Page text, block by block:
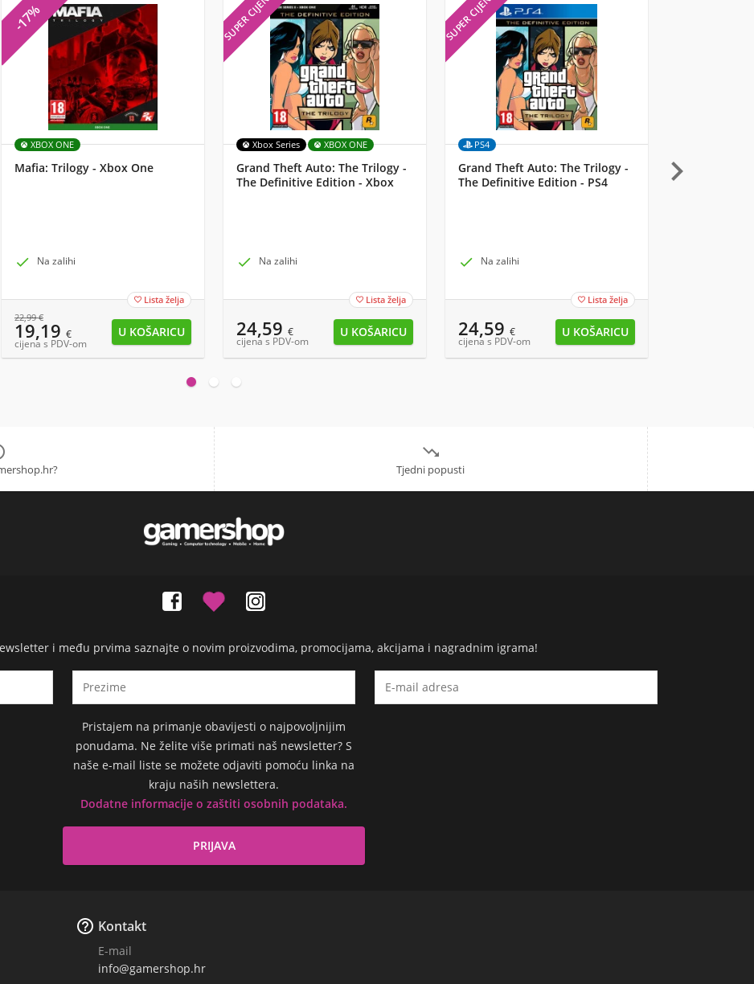
-17%
XBOX ONE
Mafia: Trilogy - Xbox One
 Na zalihi
 Lista želja
22,99€
19,19 €
cijena s PDV-om
SUPER CIJENA
Xbox Series XBOX ONE
Grand Theft Auto: The Trilogy -
The Definitive Edition - Xbox
 Na zalihi
 Lista želja
24,59 €
cijena s PDV-om
SUPER CIJENA
PS4
Grand Theft Auto: The Trilogy -
The Definitive Edition - PS4
 Na zalihi
 Lista želja
24,59 €
cijena s PDV-om
Funko 4-


Tjedni popusti
i među prvima saznajte o novim proizvodima, promocijama, akcijama i nagradnim igrama!
Pristajem na primanje obavijesti o najpovoljnijim
ponudama. Ne želite više primati naš newsletter? S
naše e-mail liste se možete odjaviti pomoću linka na
kraju naših newslettera.
Dodatne informacije o zaštiti osobnih podataka.
 Kontakt
E-mail
info@gamershop.hr